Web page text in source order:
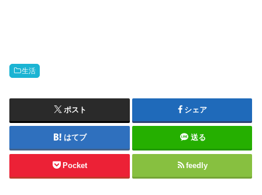
生活
ポスト シェア
はてブ 送る
Pocket feedly